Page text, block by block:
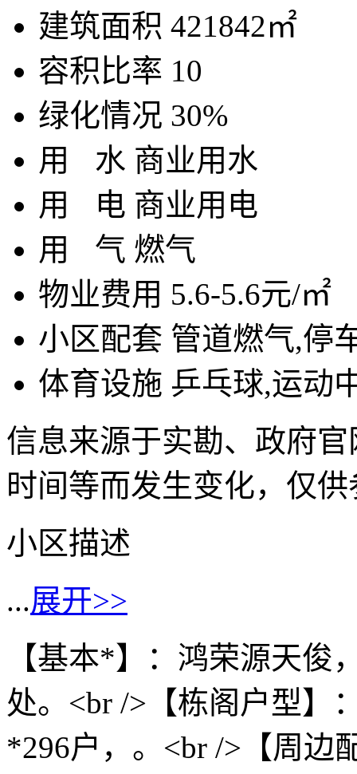
建筑面积 421842㎡
容积比率 10
绿化情况 30%
用 水 商业用水
用
电 商业用电
用 气 燃气
物业费用 5.6-5.6元/㎡
小区配套 管道燃气,停
体育设施 乒乓球,运动
信息来源于实勘、政府
时间等而发生变化，仅
小区描述
...展开>>
【基本*】：鸿荣源天俊
处。<br />【栋阁户型】
*296户，。<br />【周边